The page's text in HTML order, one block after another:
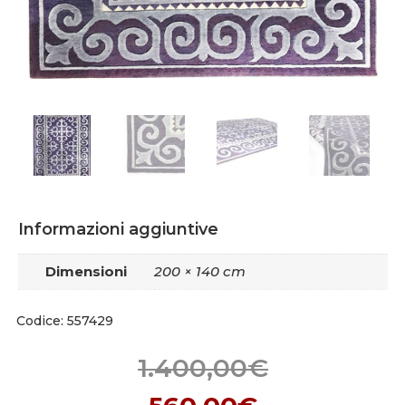
Informazioni aggiuntive
Dimensioni 200 × 140 cm
Codice: 557429
1.400,00€